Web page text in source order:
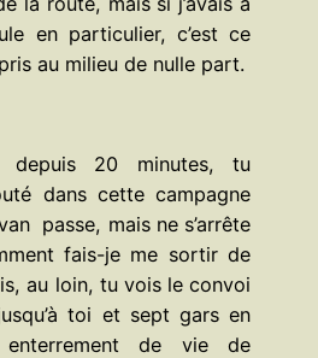
en particulier, c’est ce
au milieu de nulle part.
depuis 20 minutes, tu
dans cette campagne
passe, mais ne s’arrête
fais-je me sortir de
au loin, tu vois le convoi
toi et sept gars en
enterrement de vie de